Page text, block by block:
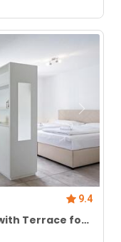
9.4
Terrace for